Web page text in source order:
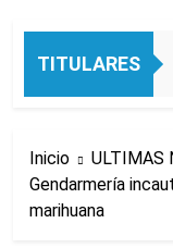
TITULARES
Inicio
ULTIMAS
Gendarmería
marihuana